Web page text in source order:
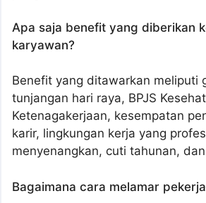
Apa saja benefit yang diberikan
karyawan?
Benefit yang ditawarkan meliputi
tunjangan hari raya, BPJS
Ketenagakerjaan, kesempatan
karir, lingkungan kerja yang
menyenangkan, cuti tahunan,
Bagaimana cara melamar